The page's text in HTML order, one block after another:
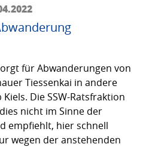
für Abwanderungen von
Tiessenkai in andere
Die SSW-Ratsfraktion
nicht im Sinne der
empfiehlt, hier schnell
wegen der anstehenden